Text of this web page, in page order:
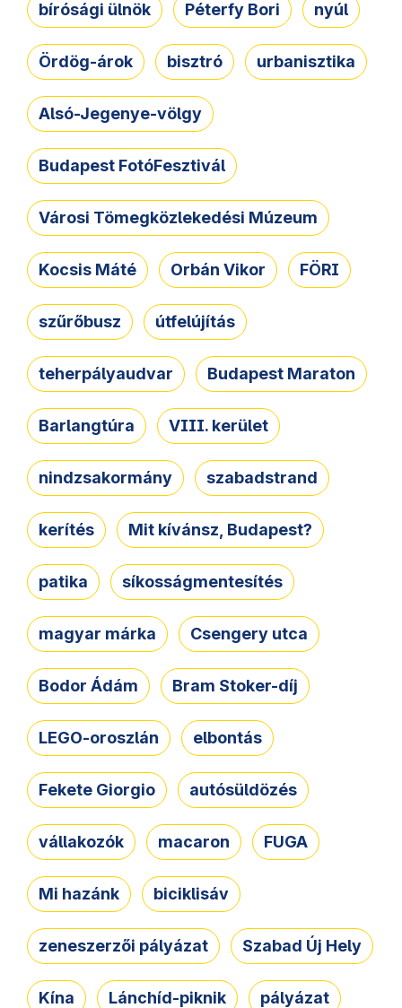
bírósági ülnök Péterfy Bori nyúl
Ördög-árok bisztró urbanisztika
Alsó-Jegenye-völgy
Budapest FotóFesztivál
Városi Tömegközlekedési Múzeum
Kocsis Máté Orbán Vikor FÖRI
szűrőbusz útfelújítás
teherpályaudvar Budapest Maraton
Barlangtúra VIII. kerület
nindzsakormány szabadstrand
kerítés Mit kívánsz, Budapest?
patika síkosságmentesítés
magyar márka Csengery utca
Bodor Ádám Bram Stoker-díj
LEGO-oroszlán elbontás
Fekete Giorgio autósüldözés
vállakozók macaron FUGA
Mi hazánk biciklisáv
zeneszerzői pályázat Szabad Új Hely
Kína Lánchíd-piknik pályázat